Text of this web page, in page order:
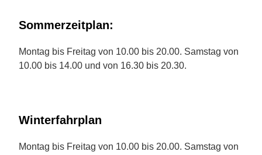
Sommerzeitplan:
Montag bis Freitag von 10.00 bis 20.00. Samstag von
10.00 bis 14.00 und von 16.30 bis 20.30.
Winterfahrplan
Montag bis Freitag von 10.00 bis 20.00. Samstag von